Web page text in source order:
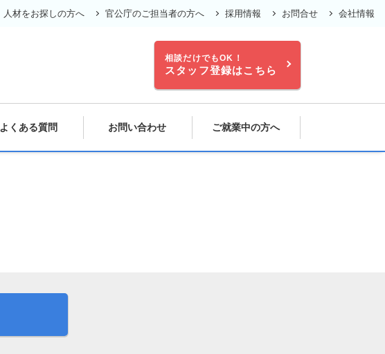
人材をお探しの方へ 官公庁のご担当者の方へ 採用情報 お問合せ 会社情報
相談だけでもOK！
スタッフ登録はこちら
よくある質問 お問い合わせ ご就業中の方へ